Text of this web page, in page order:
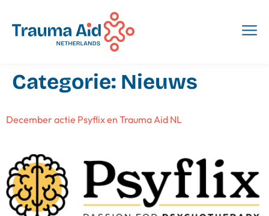
Categorie: Nieuws
December actie Psyflix en Trauma Aid NL